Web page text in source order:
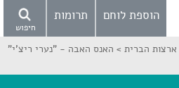
חיפוש
הוספת לוחם תרומות
ארצות הברית > האנס האבה - "נערי ריצ'י"